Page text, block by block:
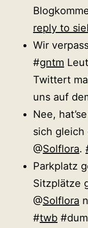
reply to
Wir
#gntm
Twittert
uns auf
Nee,
sich
@Solflora.
Parkplatz
Sitzplätze
@Solflora
#twb